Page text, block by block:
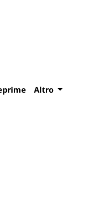
Altro